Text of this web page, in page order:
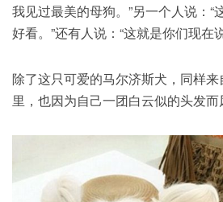
我见过最美的母狗。”另一个人说：“
好看。”还有人说：“这就是你们现在
除了这只可爱的马尔济斯犬，同样
里，也因为自己一团白云似的头发而